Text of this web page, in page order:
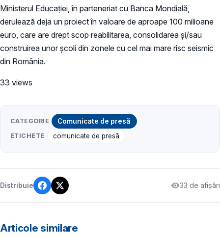
Ministerul Educației, în parteneriat cu Banca Mondială,
derulează deja un proiect în valoare de aproape 100 milioane
euro, care are drept scop reabilitarea, consolidarea și/sau
construirea unor școli din zonele cu cel mai mare risc seismic
din România.
33 views
CATEGORIE Comunicate de presă
ETICHETE comunicate de presă
Distribuie 33 de afișări
Articole similare